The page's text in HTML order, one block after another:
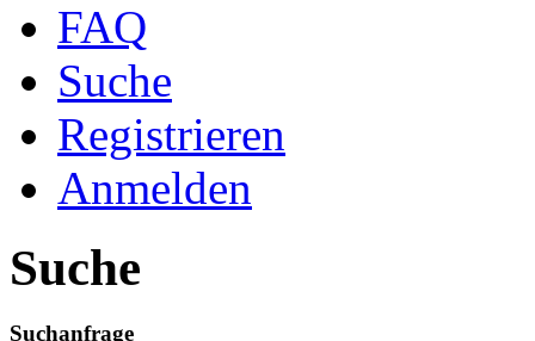
FAQ
Suche
Registrieren
Anmelden
Suche
Suchanfrage